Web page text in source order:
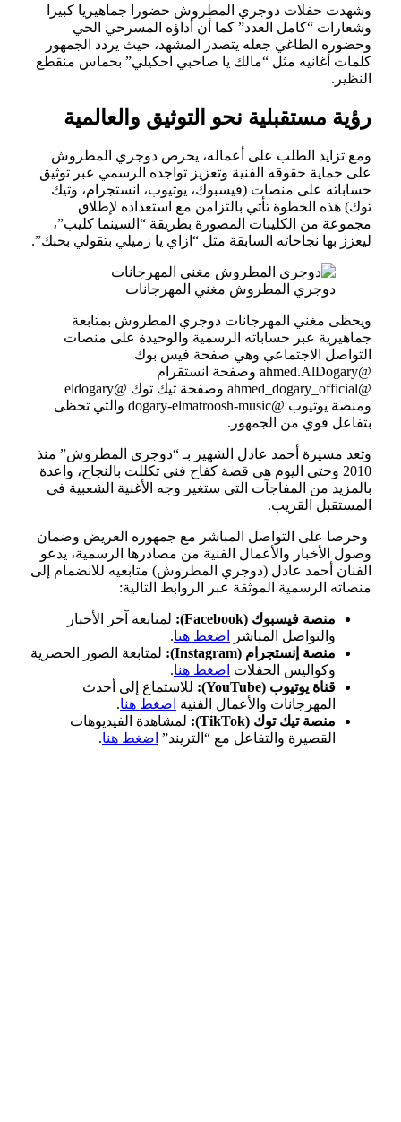
وشهدت حفلات دوجري المطروش حضورا جماهيريا كبيرا
وشعارات “كامل العدد” كما أن أداؤه المسرحي الحي
وحضوره الطاغي جعله يتصدر المشهد، حيث يردد الجمهور
كلمات أغانيه مثل “مالك يا صاحبي احكيلي” بحماس منقطع
النظير.
رؤية مستقبلية نحو التوثيق والعالمية
ومع تزايد الطلب على أعماله، يحرص دوجري المطروش
على حماية حقوقه الفنية وتعزيز تواجده الرسمي عبر توثيق
حساباته على منصات (فيسبوك، يوتيوب، انستجرام، وتيك
توك) هذه الخطوة تأتي بالتزامن مع استعداده لإطلاق
مجموعة من الكليبات المصورة بطريقة “السينما كليب”،
ليعزز بها نجاحاته السابقة مثل “ازاي يا زميلي بتقولي بحبك”.
دوجري المطروش مغني المهرجانات
ويحظى مغني المهرجانات دوجري المطروش بمتابعة
جماهيرية عبر حساباته الرسمية والوحيدة على منصات
التواصل الاجتماعي وهي صفحة فيس بوك
@ahmed.AlDogary وصفحة انستقرام
@ahmed_dogary_official وصفحة تيك توك @eldogary
ومنصة يوتيوب @dogary-elmatroosh-music والتي تحظى
بتفاعل قوي من الجمهور.
وتعد مسيرة أحمد عادل الشهير بـ “دوجري المطروش” منذ
2010 وحتى اليوم هي قصة كفاح فني تكللت بالنجاح، واعدة
بالمزيد من المفاجآت التي ستغير وجه الأغنية الشعبية في
المستقبل القريب.
وحرصا على التواصل المباشر مع جمهوره العريض وضمان
وصول الأخبار والأعمال الفنية من مصادرها الرسمية، يدعو
الفنان أحمد عادل (دوجري المطروش) متابعيه للانضمام إلى
منصاته الرسمية الموثقة عبر الروابط التالية:
منصة فيسبوك (Facebook):
لمتابعة آخر الأخبار
والتواصل المباشر اضغط هنا.
منصة إنستجرام (Instagram):
لمتابعة الصور الحصرية
وكواليس الحفلاتاضغط هنا.
قناة يوتيوب (YouTube):
للاستماع إلى أحدث
المهرجانات والأعمال الفنيةاضغط هنا.
منصة تيك توك (TikTok):
لمشاهدة الفيديوهات
القصيرة والتفاعل مع “التريند”اضغط هنا.